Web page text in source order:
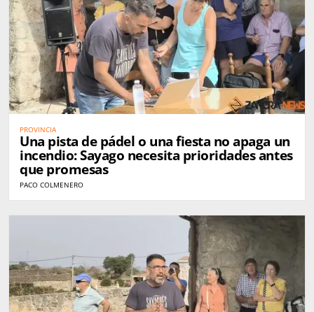
PROVINCIA
Una pista de pádel o una fiesta no apaga un
incendio: Sayago necesita prioridades antes
que promesas
PACO COLMENERO